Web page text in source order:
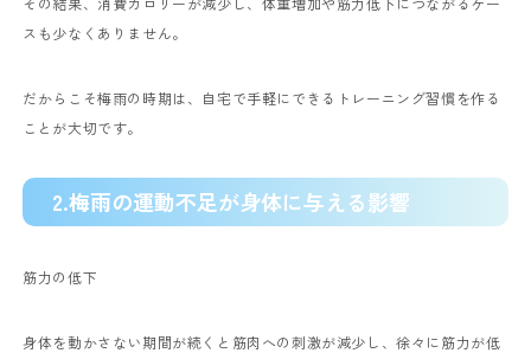
スも少なくありません。
だからこそ梅雨の時期は、自宅で手軽にできるトレーニング習慣を作る
ことが大切です。
2.梅雨の運動不足が身体に与える影響
筋力の低下
身体を動かさない期間が続くと筋肉への刺激が減少し、徐々に筋力が低